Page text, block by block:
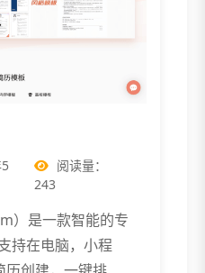
阅读量：
243
）是一款智能的专
持在电脑，小程